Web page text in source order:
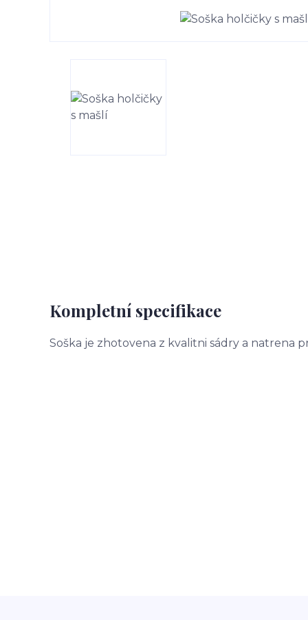
Kompletní specifikace
Soška je zhotovena z kvalitni sádry a natrena